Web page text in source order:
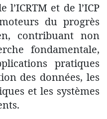
l’ICRTM et de l’ICP
du progrès
contribuant non
fondamentale,
pratiques
des données, les
et les systèmes